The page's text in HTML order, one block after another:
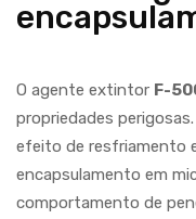
O agente extintor F-
propriedades
efeito de resfriamento
encapsulamento em
comportamento de